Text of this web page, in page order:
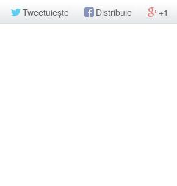
Tweetuiește Distribuie +1